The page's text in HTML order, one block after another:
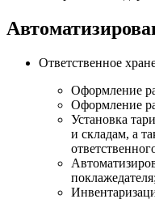
Ответственное
Оформление
Оформление
Установка
и складам, а
поклажедателя;